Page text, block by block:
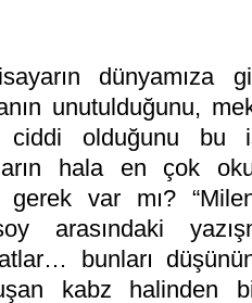
dünyamıza
unutulduğunu,
ciddi olduğunu bu
hala en çok
gerek var mı?
arasındaki
bunları
kabz halinden